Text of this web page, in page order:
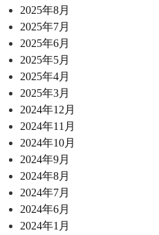
2025年8月
2025年7月
2025年6月
2025年5月
2025年4月
2025年3月
2024年12月
2024年11月
2024年10月
2024年9月
2024年8月
2024年7月
2024年6月
2024年1月